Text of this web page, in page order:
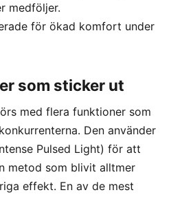
medföljer.
för ökad komfort under
som sticker ut
med flera funktioner som
Den använder
Pulsed Light) för att
metod som blivit alltmer
effekt. En av de mest